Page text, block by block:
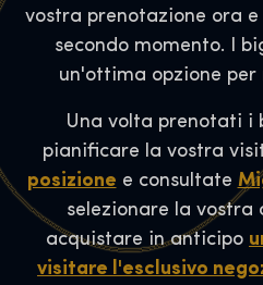
vostra prenotazione ora
secondo momento. I
un'ottima opzione
Una volta prenotati
pianificare la vostra
posizione e consultate
selezionare la vostra
acquistare in anticipo
visitare l'esclusivo